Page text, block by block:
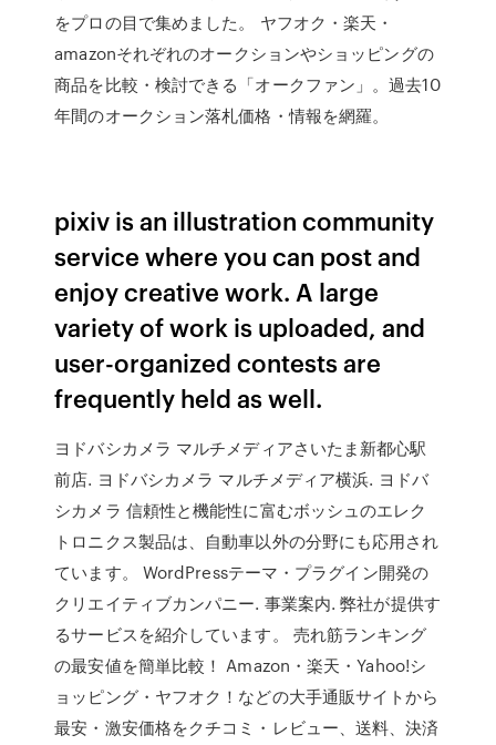
をプロの目で集めました。 ヤフオク・楽天・
amazonそれぞれのオークションやショッピングの
商品を比較・検討できる「オークファン」。過去10
年間のオークション落札価格・情報を網羅。
pixiv is an illustration community
service where you can post and
enjoy creative work. A large
variety of work is uploaded, and
user-organized contests are
frequently held as well.
ヨドバシカメラ マルチメディアさいたま新都心駅
前店. ヨドバシカメラ マルチメディア横浜. ヨドバ
シカメラ 信頼性と機能性に富むボッシュのエレク
トロニクス製品は、自動車以外の分野にも応用され
ています。 WordPressテーマ・プラグイン開発の
クリエイティブカンパニー. 事業案内. 弊社が提供す
るサービスを紹介しています。 売れ筋ランキング
の最安値を簡単比較！ Amazon・楽天・Yahoo!シ
ョッピング・ヤフオク！などの大手通販サイトから
最安・激安価格をクチコミ・レビュー、送料、決済